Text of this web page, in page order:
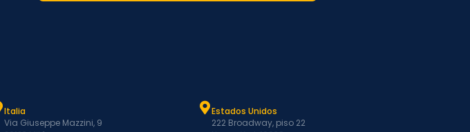
Italia
Via Giuseppe Mazzini, 9
Estados Unidos
222 Broadway, piso 22